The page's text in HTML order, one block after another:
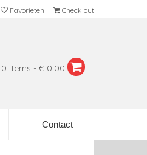
Favorieten Check out
0 items - € 0.00
Contact